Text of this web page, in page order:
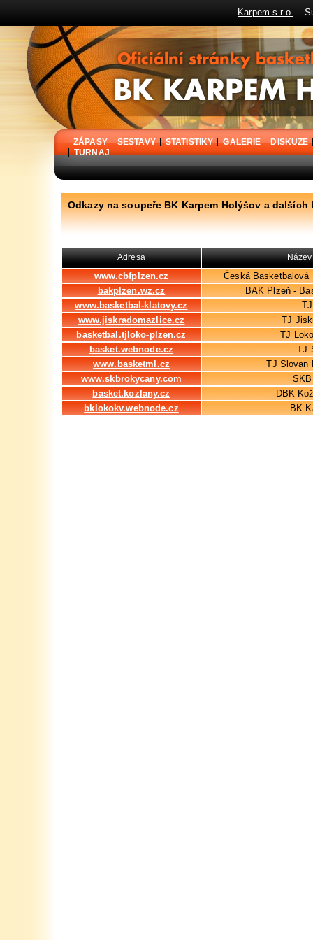
Karpem s.r.o.
BK Karpem Holýšov - oficiální stránky basketbalového klubu
ZÁPASY SESTAVY STATISTIKY GALERIE
DISKUZE
TURNAJ
Odkazy na soupeře BK Karpem Holýšov a
Adresa
www.cbfplzen.cz
Česká Basketbalová
bakplzen.wz.cz
BAK Plzeň -
www.basketbal-klatovy.cz
www.jiskradomazlice.cz
TJ
basketbal.tjloko-plzen.cz
TJ
basket.webnode.cz
TJ
www.basketml.cz
TJ Slovan
www.skbrokycany.com
basket.kozlany.cz
DBK
bklokokv.webnode.cz
BK